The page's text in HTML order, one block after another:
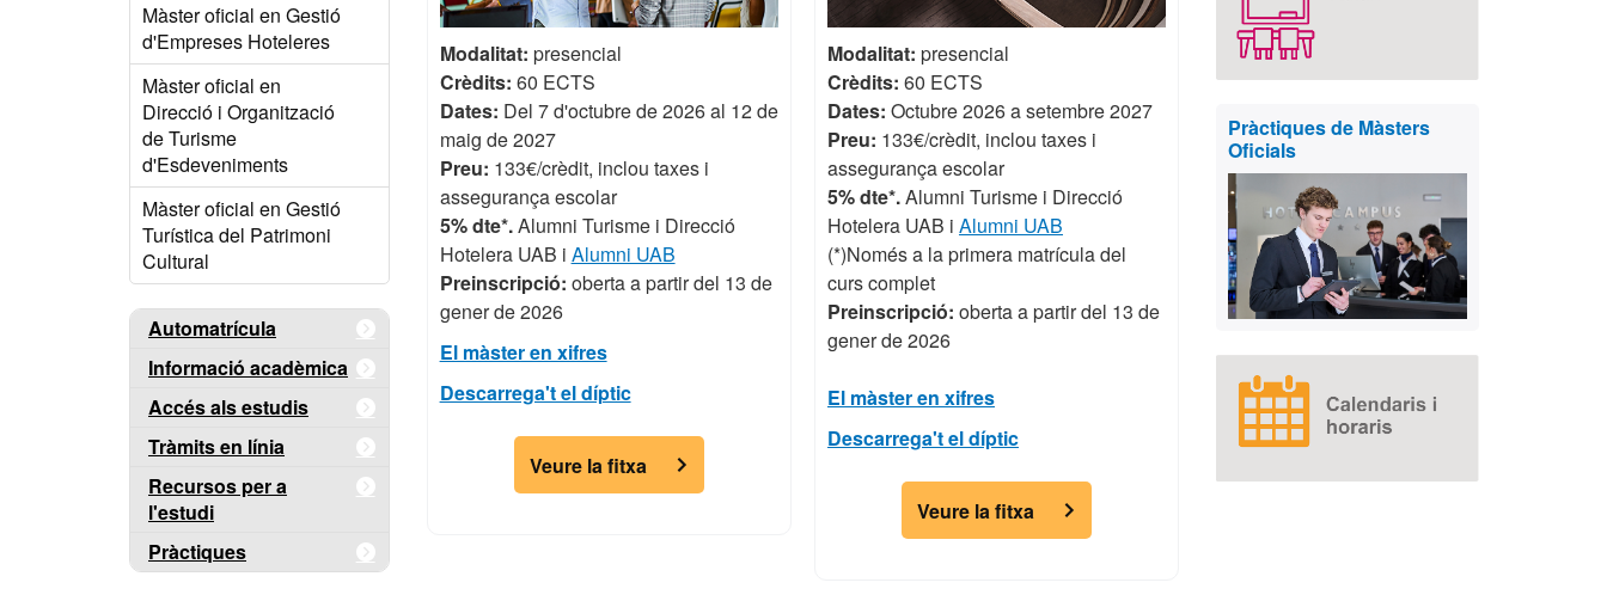
Màster oficial en Gestió
d'Empreses Hoteleres
Màster oficial en
Direcció i Organització
de Turisme
d'Esdeveniments
Màster oficial en Gestió
Turística del Patrimoni
Cultural
Automatrícula
Informació acadèmica
Accés als estudis
Tràmits en línia
Recursos per a
l'estudi
Pràctiques
Modalitat: presencial
Crèdits: 60 ECTS
Dates: Del 7 d'octubre de 2026 al 12 de
maig de 2027
Preu: 133€/crèdit, inclou taxes i
assegurança escolar
5% dte*.Alumni Turisme i Direcció
Hotelera UAB i Alumni UAB
Preinscripció: oberta a partir del 13 de
gener de 2026
El màster en xifres
Descarrega't el díptic
Veure la fitxa
Modalitat: presencial
Crèdits: 60 ECTS
Dates: Octubre 2026 a setembre 2027
Preu: 133€/crèdit, inclou taxes i
assegurança escolar
5% dte*.Alumni Turisme i Direcció
Hotelera UAB i Alumni UAB
(*)Només a la primera matrícula del
curs complet
Preinscripció: oberta a partir del 13 de
gener de 2026
El màster en xifres
Descarrega't el díptic
Veure la fitxa
Pràctiques de Màsters
Oficials